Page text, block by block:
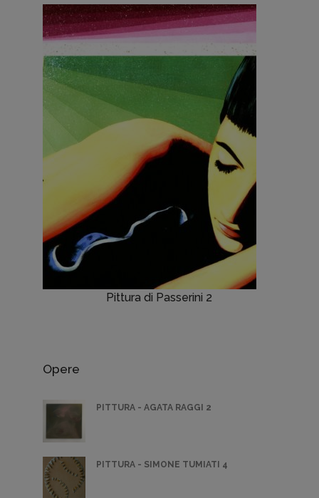
Pittura di Passerini 2
Opere
PITTURA - AGATA RAGGI 2
PITTURA - SIMONE TUMIATI 4